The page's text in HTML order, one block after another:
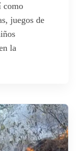
como
juegos de
la